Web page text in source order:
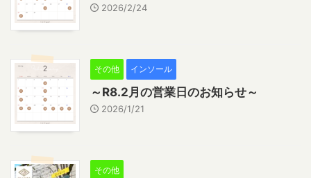
2026/2/24
その他 インソール
～R8.2月の営業日のお知らせ～
2026/1/21
その他